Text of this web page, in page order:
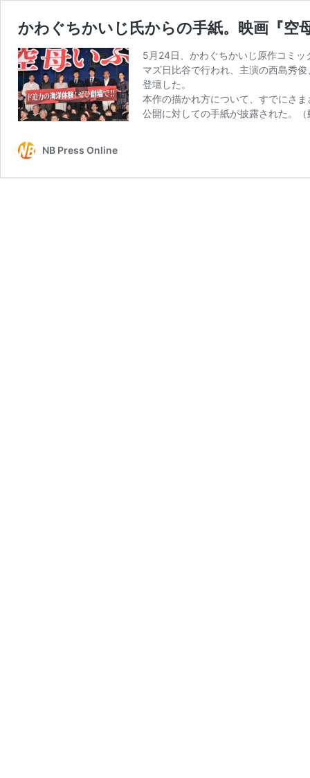
かわぐちかいじ氏からの手紙。映画『空
5月24日、かわぐちかいじ原作コミ
マズ日比谷で行われ、主演の西島秀
登壇した。
本作の描かれ方について、すでにさ
公開に対しての手紙が披露された。
NB Press Online